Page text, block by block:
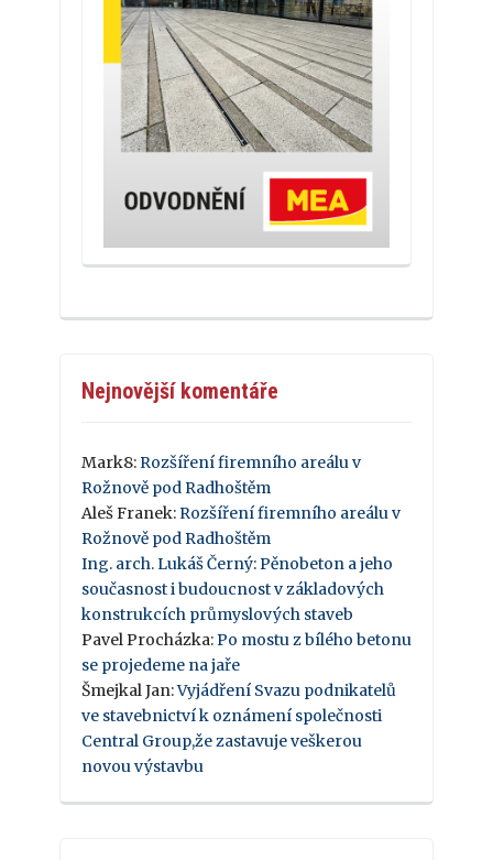
Nejnovější komentáře
Mark8: Rozšíření firemního areálu v
Rožnově pod Radhoštěm
Aleš Franek: Rozšíření firemního areálu v
Rožnově pod Radhoštěm
Ing. arch. Lukáš Černý: Pěnobeton a jeho
současnost i budoucnost v základových
konstrukcích průmyslových staveb
Pavel Procházka: Po mostu z bílého betonu
se projedeme na jaře
Šmejkal Jan:Vyjádření Svazu podnikatelů
ve stavebnictví k oznámení společnosti
Central Group,že zastavuje veškerou
novou výstavbu